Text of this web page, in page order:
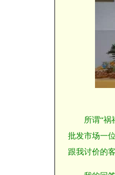
所谓“
批发市场一
跟我讨价的客